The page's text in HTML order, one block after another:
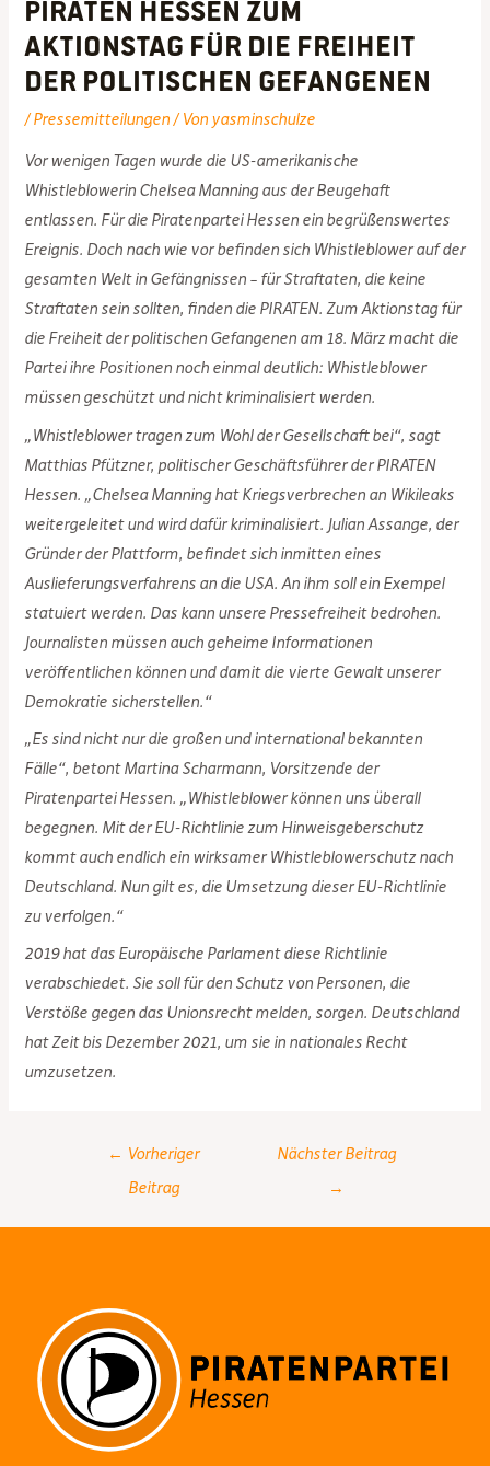
PIRATEN Hessen zum
Aktionstag für die Freiheit
der politischen Gefangenen
/Pressemitteilungen/ Von yasminschulze
Vor wenigen Tagen wurde die US-amerikanische
Whistleblowerin Chelsea Manning aus der Beugehaft
entlassen. Für die Piratenpartei Hessen ein begrüßenswertes
Ereignis. Doch nach wie vor befinden sich Whistleblower auf der
gesamten Welt in Gefängnissen – für Straftaten, die keine
Straftaten sein sollten, finden die PIRATEN. Zum Aktionstag für
die Freiheit der politischen Gefangenen am 18. März macht die
Partei ihre Positionen noch einmal deutlich: Whistleblower
müssen geschützt und nicht kriminalisiert werden.
„Whistleblower tragen zum Wohl der Gesellschaft bei“, sagt
Matthias Pfützner, politischer Geschäftsführer der PIRATEN
Hessen. „Chelsea Manning hat Kriegsverbrechen an Wikileaks
weitergeleitet und wird dafür kriminalisiert. Julian Assange, der
Gründer der Plattform, befindet sich inmitten eines
Auslieferungsverfahrens an die USA. An ihm soll ein Exempel
statuiert werden. Das kann unsere Pressefreiheit bedrohen.
Journalisten müssen auch geheime Informationen
veröffentlichen können und damit die vierte Gewalt unserer
Demokratie sicherstellen.“
„Es sind nicht nur die großen und international bekannten
Fälle“, betont Martina Scharmann, Vorsitzende der
Piratenpartei Hessen. „Whistleblower können uns überall
begegnen. Mit der EU-Richtlinie zum Hinweisgeberschutz
kommt auch endlich ein wirksamer Whistleblowerschutz nach
Deutschland. Nun gilt es, die Umsetzung dieser EU-Richtlinie
zu verfolgen.“
2019 hat das Europäische Parlament diese Richtlinie
verabschiedet. Sie soll für den Schutz von Personen, die
Verstöße gegen das Unionsrecht melden, sorgen. Deutschland
hat Zeit bis Dezember 2021, um sie in nationales Recht
umzusetzen.
navigation
← Vorheriger
Beitrag
Nächster Beitrag
→